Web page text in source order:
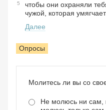
5
чтобы они охраняли
чужой, которая
Далее
Опросы
Молитесь ли вы со
Не молюсь ни сам,